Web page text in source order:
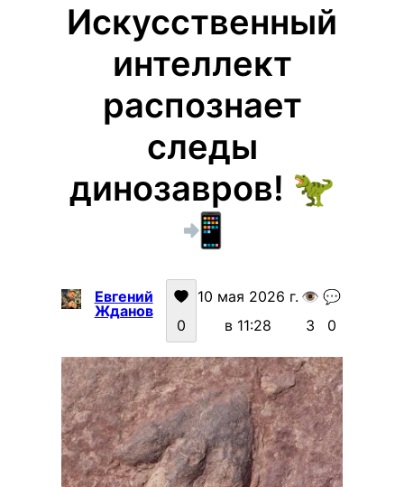
Искусственный
интеллект
распознает
следы
динозавров! 🦖
📲
Евгений
Жданов
0
10 мая 2026 г.
в 11:28
👁️
3
💬
0